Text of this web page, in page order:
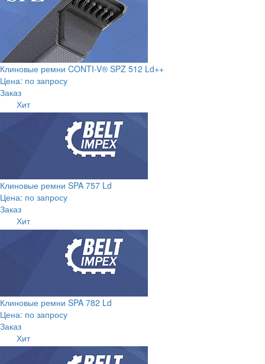
Клиновые ремни CONTI-V® SPZ 512 Ld++
Цена: по запросу
Заказ
Хит
Клиновые ремни SPA 757 Ld
Цена: по запросу
Заказ
Хит
Клиновые ремни SPA 782 Ld
Цена: по запросу
Заказ
Хит